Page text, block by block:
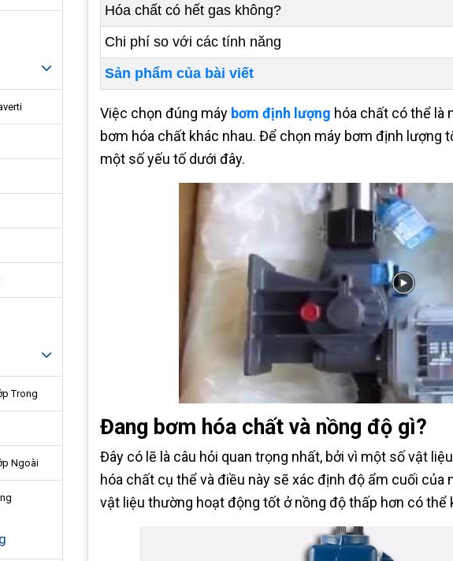
Trong
Ngoài
Hóa chất có hết gas không?
Chi phí so với các tính năng
Sản phẩm của bài viết
Việc chọn đúng máy bơm định lượng hóa chất có thể là
bơm hóa chất khác nhau. Để chọn máy bơm định lượng
một số yếu tố dưới đây.
Đang bơm hóa chất và nồng độ gì?
Đây có lẽ là câu hỏi quan trọng nhất, bởi vì một số vật
hóa chất cụ thể và điều này sẽ xác định độ ẩm cuối
vật liệu thường hoạt động tốt ở nồng độ thấp hơn có